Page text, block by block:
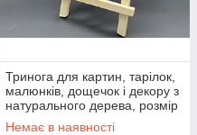
Тринога для картин, тарілок,
малюнків, дощечок і декору з
натурального дерева, розмір
30х18 см
Немає в наявності